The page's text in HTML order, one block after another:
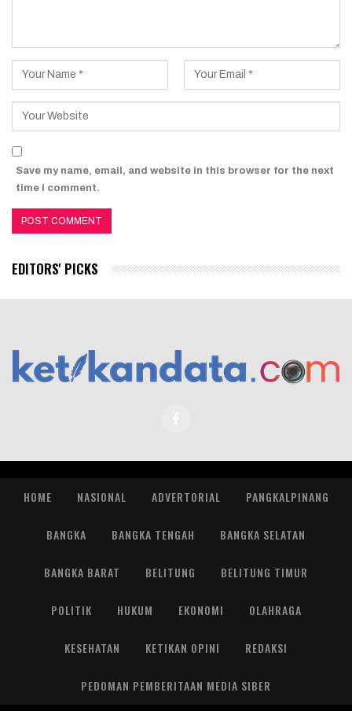
Save my name, email, and website in this browser for the next
time I comment.
EDITORS' PICKS
HOME NASIONAL ADVERTORIAL PANGKALPINANG
BANGKA BANGKA TENGAH BANGKA SELATAN
BANGKA BARAT BELITUNG BELITUNG TIMUR
POLITIK HUKUM EKONOMI OLAHRAGA
KESEHATAN KETIKAN OPINI REDAKSI
PEDOMAN PEMBERITAAN MEDIA SIBER